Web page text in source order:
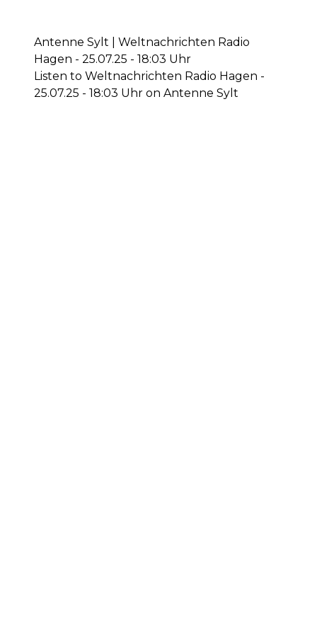
Antenne Sylt | Weltnachrichten Radio
Hagen - 25.07.25 - 18:03 Uhr
Listen to Weltnachrichten Radio Hagen -
25.07.25 - 18:03 Uhr on Antenne Sylt